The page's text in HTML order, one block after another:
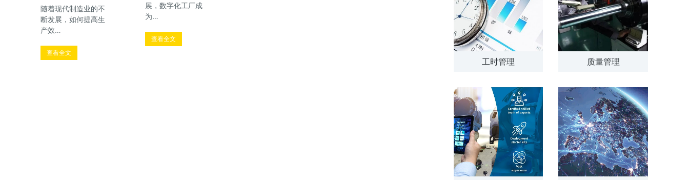
随着现代制造业的不
断发展，如何提高生
产效…
查看全文
展，数字化工厂成
为…
查看全文
工时管理 质量管理